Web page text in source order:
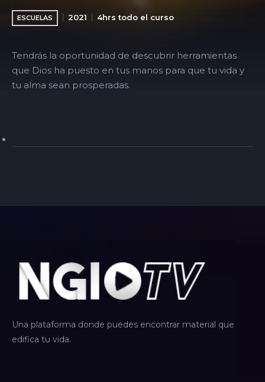
ESCUELAS 2021 4hrs todo el curso
Tendrás la oportunidad de descubrir herramientas
que Dios ha puesto en tus manos para que tu vida y
tu alma sean prosperadas.
Una plataforma donde puedes encontrar material que
edifica tu vida.